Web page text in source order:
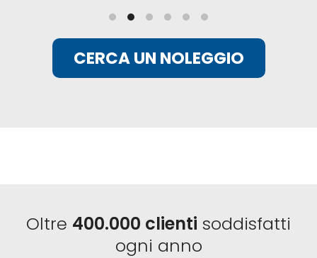
CERCA UN NOLEGGIO
Oltre 400.000 clienti soddisfatti
ogni anno